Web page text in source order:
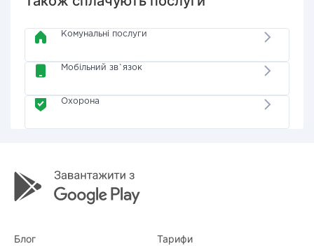
Комунальні послуги
Мобільний зв`язок
Охорона
Блог Тарифи